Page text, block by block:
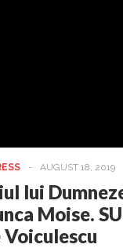
- AUGUST 18, 2019
lui
Moise.
Voiculescu